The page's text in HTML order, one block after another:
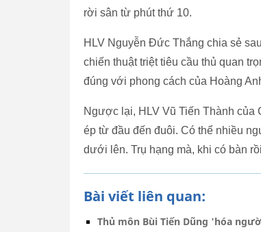
rời sân từ phút thứ 10.
HLV Nguyễn Đức Thắng chia sẻ
chiến thuật triệt tiêu cầu thủ quan
đúng với phong cách của Hoàng
Ngược lại, HLV Vũ Tiến Thành của
ép từ đầu đến đuôi. Có thể nhiều
dưới lên. Trụ hạng mà, khi có bàn
Bài viết liên quan:
Thủ môn Bùi Tiến Dũng 'hóa